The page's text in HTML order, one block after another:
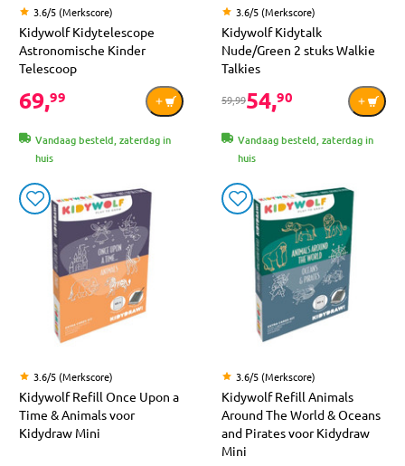
3.6/5 (Merkscore)
Kidywolf Kidytelescope
Astronomische Kinder
Telescoop
69,99
Vandaag besteld, zaterdag in
huis
3.6/5 (Merkscore)
Kidywolf Kidytalk
Nude/Green 2 stuks Walkie
Talkies
59,9954,90
Vandaag besteld, zaterdag in
huis
3.6/5 (Merkscore)
Kidywolf Refill Once Upon a
Time & Animals voor
Kidydraw Mini
3.6/5 (Merkscore)
Kidywolf Refill Animals
Around The World & Oceans
and Pirates voor Kidydraw
Mini